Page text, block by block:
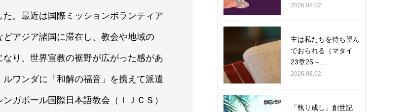
。最近は国際ミッションボランティア
どアジア諸国に滞在し、教会や地域の
り、世界宣教の裾野が広がった感があ
ワンダに「和解の福音」を携えて派遣
ガポール国際日本語教会（ＩＪＣＳ）
2026.08.02
主は私たちを待ち望ん
でおられる（マタイ
23章25～...
2026.08.02
「執り成し」創世記